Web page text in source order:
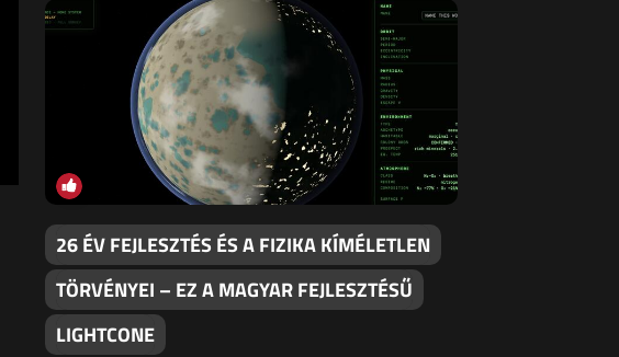
26 ÉV FEJLESZTÉS ÉS A FIZIKA KÍMÉLETLEN
TÖRVÉNYEI – EZ A MAGYAR FEJLESZTÉSŰ
LIGHTCONE